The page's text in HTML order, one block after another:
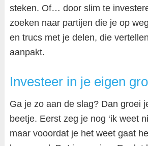
steken. Of… door slim te
zoeken naar partijen die je op
en trucs met je delen, die
aanpakt.
Investeer in je eigen
Ga je zo aan de slag? Dan groei
beetje. Eerst zeg je nog ‘ik weet
maar vooordat je het weet gaat